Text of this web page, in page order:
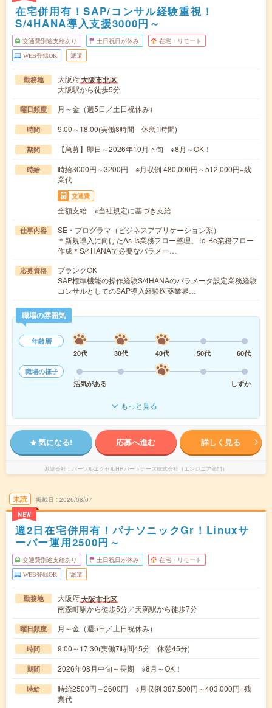
在宅併用有！SAP/コンサル経験重視！
S/4HANA導入支援3000円～
交通費別途支給あり 土日祝日が休み 在宅・リモート
WEB登録OK 派遣
勤務地 大阪府大阪市北区
大阪駅から徒歩5分
曜日頻度 月～金（週5日／土日祝休み）
時間 9:00～18:00(実働8時間 休憩1時間)
期間 【急募】即日～2026年10月下旬 ※8月～OK！
時給
時給3000円～3200円 ※月収例 480,000円～512,000円+残
業代
交通費
全額支給 ※当社規定に基づき支給
仕事内容
SE・プログラマ（ビジネスアプリケーション系）
＊新規導入に向けたAs-Is業務フロー整理、To-Be業務フロー
作成＊S/4HANAで必要なパラメー…
応募資格
ブランクOK
SAP標準機能の操作経験S/4HANAのパラメータ設定業務経験
コンサルとしてのSAP導入経験医薬業界…
職場の雰囲気
年齢層
20代
30代 40代 50代
60代
職場の様子
活気がある
しずか
もっと見る
気になる! 応募へ進む 詳しく見る
派遣会社 パーソルエクセルHRパートナーズ株式会社（エンジニア部門）
未読
NEW
掲載日 2026/08/07
週2日在宅併用有！パナソニックGr！Linuxサ
ーバー運用2500円～
交通費別途支給あり 土日祝日が休み 在宅・リモート
WEB登録OK 派遣
勤務地 大阪府大阪市北区
南森町駅から徒歩5分／天満駅から徒歩7分
曜日頻度 月～金（週5日／土日祝休み）
時間 9:00～17:30(実働7時間45分 休憩45分)
期間 2026年08月中旬～長期 ※8月～OK！
時給
時給2500円～2600円 ※月収例 387,500円～403,000円+残
業代